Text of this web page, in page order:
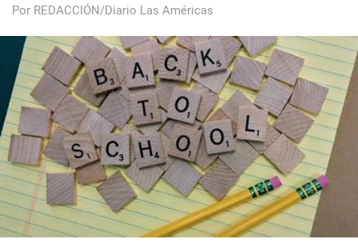
Por REDACCIÓN/Diario Las Américas